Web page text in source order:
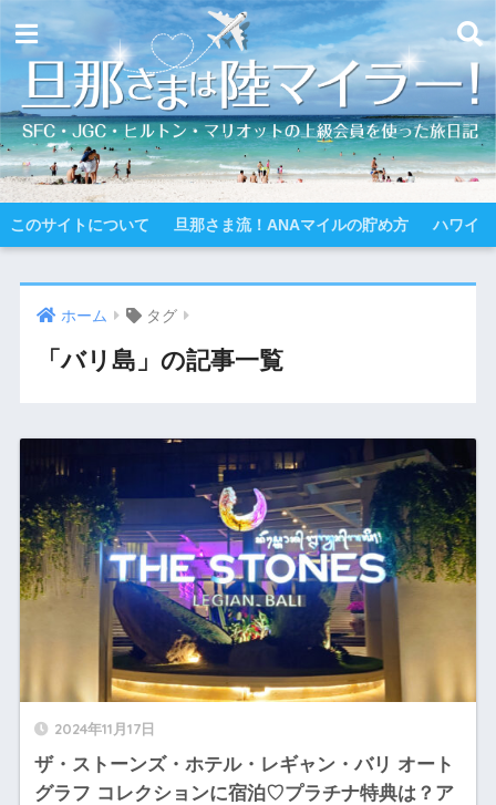
このサイトについて 旦那さま流！ANAマイルの貯め方 ハワイ
ホーム タグ
「バリ島」の記事一覧
2024年11月17日
ザ・ストーンズ・ホテル・レギャン・バリ オート
グラフ コレクションに宿泊♡プラチナ特典は？ア